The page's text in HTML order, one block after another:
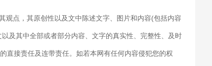
观点，其原创性以及文中陈述文字、图片和内容(包括内容
及其中全部或者部分内容、文字的真实性、完整性、及时
直接责任及连带责任。如若本网有任何内容侵犯您的权